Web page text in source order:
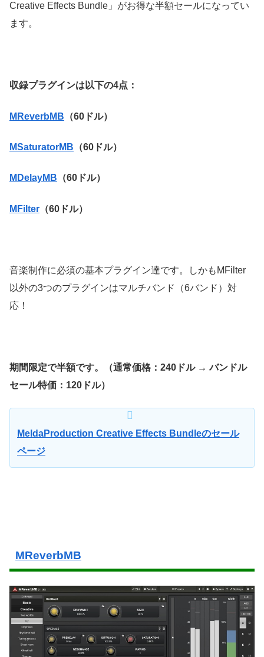
Creative Effects Bundle」がお得な半額セールになってい
ます。
収録プラグインは以下の4点：
MReverbMB （60ドル）
MSaturatorMB （60ドル）
MDelayMB （60ドル）
MFilter （60ドル）
音楽制作に必須の基本プラグイン達です。しかもMFilter
以外の3つのプラグインはマルチバンド（6バンド）対
応！
期間限定で半額です。（通常価格：240ドル → バンドル
セール特価：120ドル）
MeldaProduction Creative Effects Bundleのセール
ページ
MReverbMB